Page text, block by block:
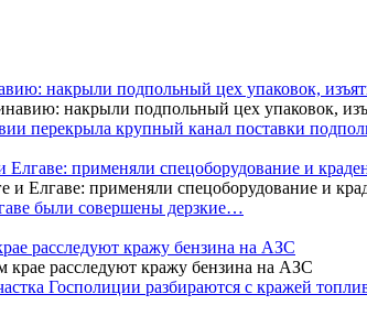
накрыли подпольный цех упаковок,
перекрыла крупный канал поставки
применяли спецоборудование и
были совершены дерзкие…
расследуют кражу бензина на АЗС
Госполиции разбираются с кражей